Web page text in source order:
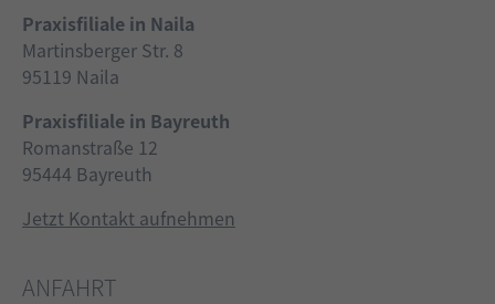
Praxisfiliale in Naila
Martinsberger Str. 8
95119 Naila
Praxisfiliale in Bayreuth
Romanstraße 12
95444 Bayreuth
Jetzt Kontakt aufnehmen
ANFAHRT